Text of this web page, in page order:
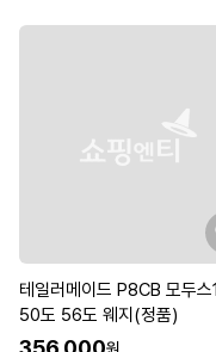
테일러메이드 P8CB 모두
50도 56도 웨지(정품)
원